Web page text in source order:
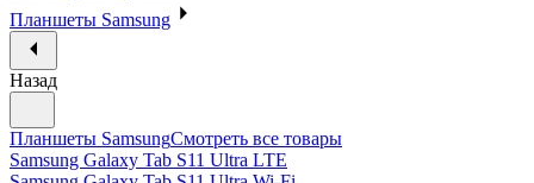
Планшеты Samsung
Назад
Планшеты SamsungСмотреть все товары
Samsung Galaxy Tab S11 Ultra LTE